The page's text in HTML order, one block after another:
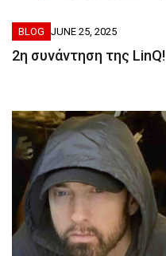
BLOG JUNE 25, 2025
2η συνάντηση της LinQ!